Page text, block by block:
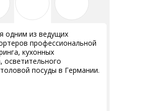
одним из ведущих
профессиональной
кухонных
осветительного
посуды в Германии.